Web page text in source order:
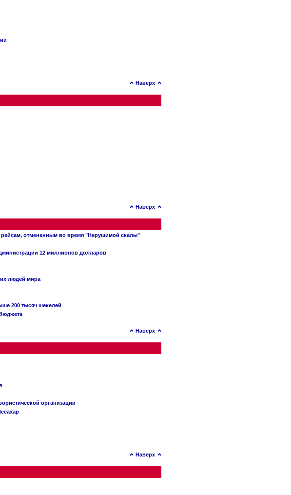
Наверх
Наверх
рейсам, отмененным во время "Нерушимой скалы"
12 миллионов долларов
людей мира
200 тысяч шекелей
Наверх
организации
Наверх